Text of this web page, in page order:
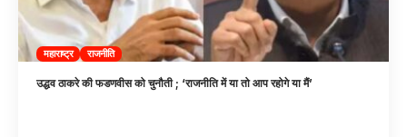
महाराष्ट्र राजनीति
उद्धव ठाकरे की फडणवीस को चुनौती ; ‘राजनीति में या तो आप रहोगे या मैं’